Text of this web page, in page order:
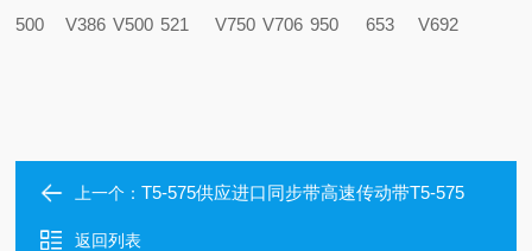
500
V386 V500 521
V750 V706 950
653
V692
上一个：T5-575供应进口同步带高速传动带T5-575
返回列表